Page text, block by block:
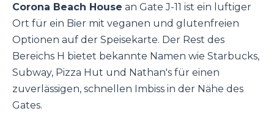
Corona Beach House an Gate J-11 ist ein luftiger
Ort für ein Bier mit veganen und glutenfreien
Optionen auf der Speisekarte. Der Rest des
Bereichs H bietet bekannte Namen wie Starbucks,
Subway, Pizza Hut und Nathan's für einen
zuverlässigen, schnellen Imbiss in der Nähe des
Gates.